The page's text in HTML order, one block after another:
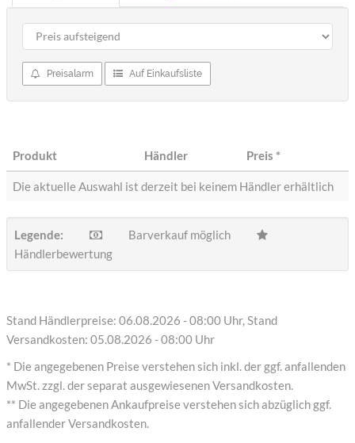
Preisalarm Auf Einkaufsliste
Produkt Händler Preis *
Die aktuelle Auswahl ist derzeit bei keinem Händler erhältlich
Legende:
Barverkauf möglich
Händlerbewertung
Stand Händlerpreise: 06.08.2026 - 08:00 Uhr, Stand
Versandkosten: 05.08.2026 - 08:00 Uhr
* Die angegebenen Preise verstehen sich inkl. der ggf. anfallenden
MwSt. zzgl. der separat ausgewiesenen Versandkosten.
** Die angegebenen Ankaufpreise verstehen sich abzüglich ggf.
anfallender Versandkosten.